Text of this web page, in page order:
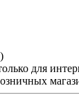
для